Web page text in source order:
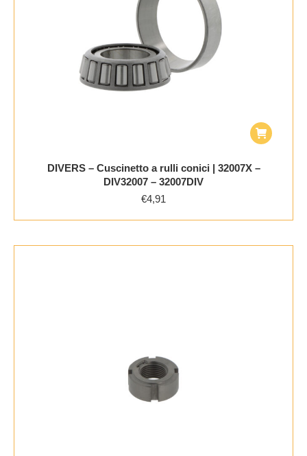
DIVERS – Cuscinetto a rulli conici | 32007X –
DIV32007 – 32007DIV
€4,91